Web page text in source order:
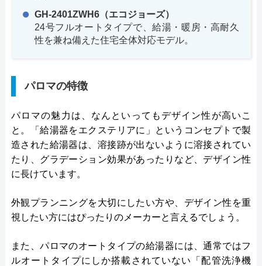
GH-2401ZWH6（エコジョーズ）
24号フルオートタイプで、給湯・暖房・高耐久
性を兼ね備えた住宅全体対応モデル。
パロマの特徴
パロマの魅力は、なんといってもデザイン性が高いこ
と。「給湯器をエクステリアに」というコンセプトで製
造された給湯器は、溶接跡が出ないように溶接されてい
たり、グラデーション効果があったりなど、デザイン性
に長けています。
外観プランニングを大切にしたい方や、デザイン性を重
視したい方にはぴったりのメーカーと言えるでしょう。
また、パロマのオートタイプの給湯器には、通常ではフ
ルオートタイプにしか搭載されていない「配管洗浄機